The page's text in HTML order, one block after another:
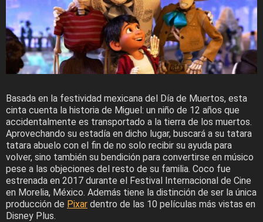
Basada en la festividad mexicana del Día de Muertos, esta
cinta cuenta la historia de Miguel: un niño de 12 años que
accidentalmente es transportado a la tierra de los muertos.
Aprovechando su estadía en dicho lugar, buscará a su tatara
tatara abuelo con el fin de no solo recibir su ayuda para
volver, sino también su bendición para convertirse en músico
pese a las objeciones del resto de su familia. Coco fue
estrenada en 2017 durante el Festival Internacional de Cine
en Morelia, México. Además tiene la distinción de ser la única
producción de Pixar dentro de las 10 películas más vistas en
Disney Plus.